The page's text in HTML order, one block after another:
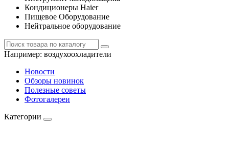
Кондиционеры Haier
Пищевое Оборудование
Нейтральное оборудование
Например: воздухоохладители
Новости
Обзоры новинок
Полезные советы
Фотогалереи
Категории